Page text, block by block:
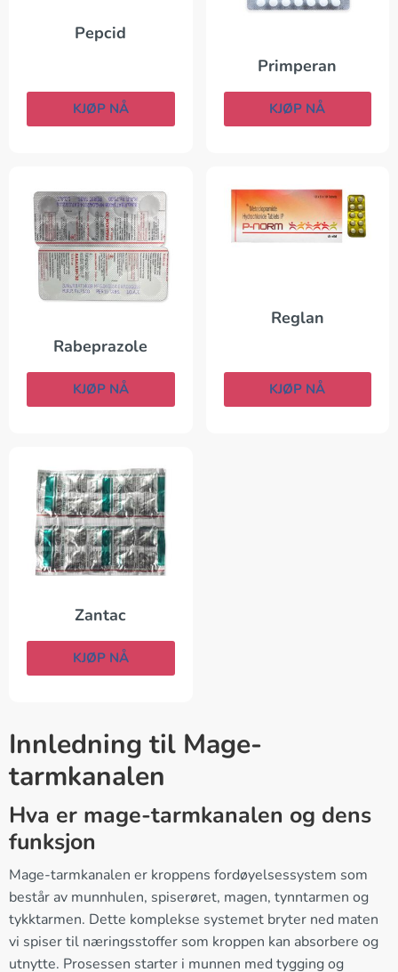
Pepcid
KJØP NÅ
Primperan
KJØP NÅ
Rabeprazole
KJØP NÅ
Reglan
KJØP NÅ
Zantac
KJØP NÅ
Innledning til Mage-
tarmkanalen
Hva er mage-tarmkanalen og dens
funksjon
Mage-tarmkanalen er kroppens fordøyelsessystem som
består av munnhulen, spiserøret, magen, tynntarmen og
tykktarmen. Dette komplekse systemet bryter ned maten
vi spiser til næringsstoffer som kroppen kan absorbere og
utnytte. Prosessen starter i munnen med tygging og